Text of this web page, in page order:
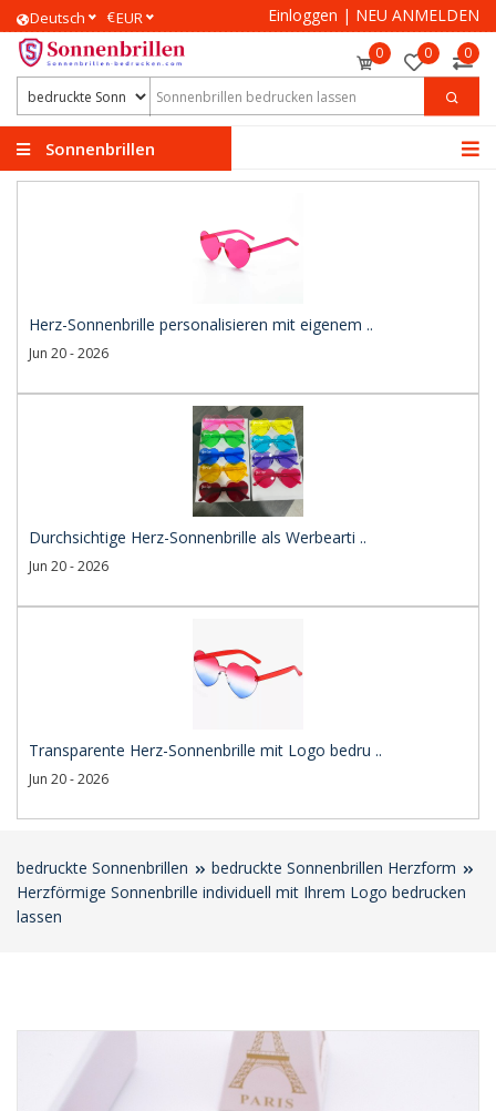
Deutsch €EUR Einloggen | NEU ANMELDEN
0 0 0
Sonnenbrillen
Herz-Sonnenbrille personalisieren mit eigenem ..
Jun 20 - 2026
Durchsichtige Herz-Sonnenbrille als Werbearti ..
Jun 20 - 2026
Transparente Herz-Sonnenbrille mit Logo bedru ..
Jun 20 - 2026
bedruckte Sonnenbrillen
bedruckte Sonnenbrillen Herzform
Herzförmige Sonnenbrille individuell mit Ihrem Logo bedrucken
lassen